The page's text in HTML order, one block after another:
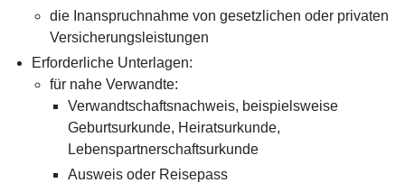
die Inanspruchnahme von gesetzlichen oder privaten
Versicherungsleistungen
Erforderliche Unterlagen:
für nahe Verwandte:
Verwandtschaftsnachweis, beispielsweise
Geburtsurkunde, Heiratsurkunde,
Lebenspartnerschaftsurkunde
Ausweis oder Reisepass